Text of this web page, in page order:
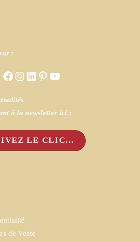
:
FacebookInstagram
LinkedIn
PinterestYouTube
à la newsletter ici :
LE CLIC...
de Vente